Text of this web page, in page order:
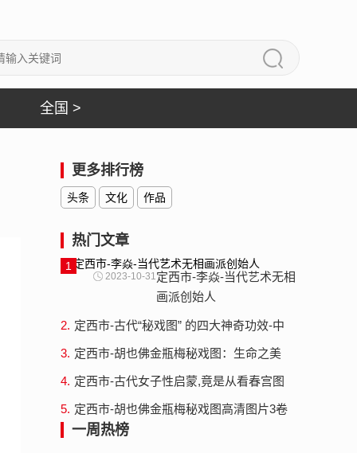
全国 >
更多排行榜
头条 文化 作品
热门文章
1
定西市-李焱-当代艺术无相
画派创始人
2023-10-31
2. 定西市-古代“秘戏图” 的四大神奇功效-中
3. 定西市-胡也佛金瓶梅秘戏图：生命之美
4. 定西市-古代女子性启蒙,竟是从看春宫图
5. 定西市-胡也佛金瓶梅秘戏图高清图片3卷
22幅！细腻入微的画作
一周热榜